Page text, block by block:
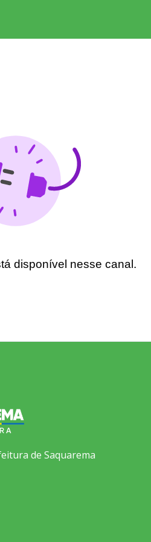
de Saquarema